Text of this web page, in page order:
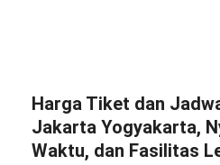
Harga Tiket dan
Jakarta Yogyakarta,
Waktu, dan Fasilitas